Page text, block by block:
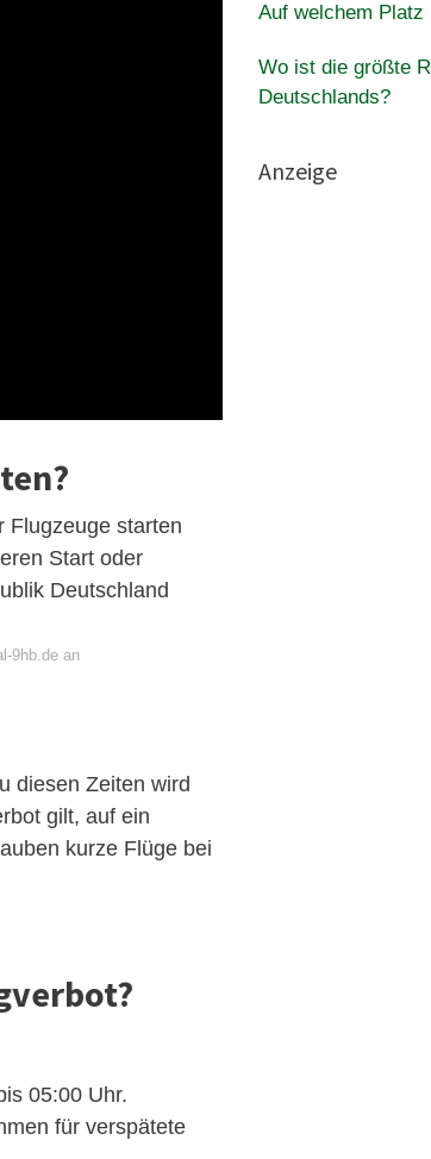
Flugzeuge starten
Start oder
Deutschland
9hb.de an
diesen Zeiten wird
gilt, auf ein
kurze Flüge bei
05:00 Uhr.
für verspätete
Auf welchem
Wo ist die größte
Deutschlands?
Anzeige